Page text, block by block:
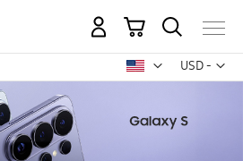
USD -
dólar
Mi carrito